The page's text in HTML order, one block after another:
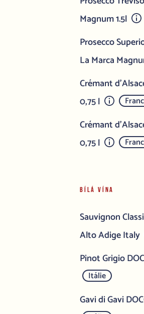
Magnum 1.5l
Prosecco
La Marca
Crémant
0,75 l
Crémant
0,75 l
BÍLÁ VÍNA
Sauvignon
Alto Adige Italy
Pinot Grigio
Itálie
Gavi di Gavi